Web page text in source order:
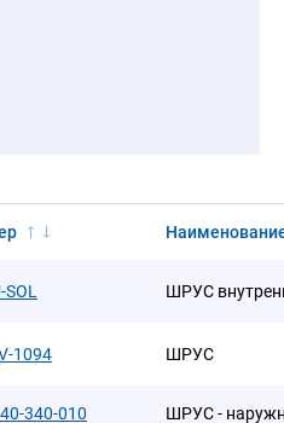
ШРУС
1094 ШРУС
340-010 ШРУС -